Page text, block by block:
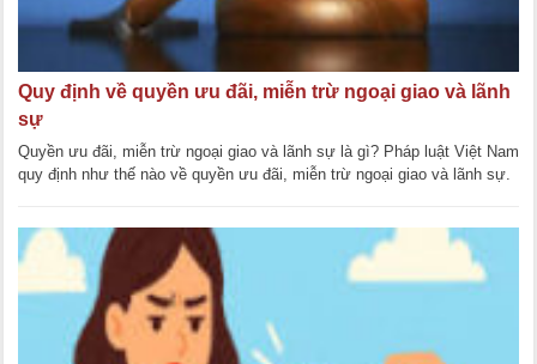
Quy định về quyền ưu đãi, miễn trừ ngoại giao và lãnh
sự
Quyền ưu đãi, miễn trừ ngoại giao và lãnh sự là gì? Pháp luật Việt Nam
quy định như thế nào về quyền ưu đãi, miễn trừ ngoại giao và lãnh sự.